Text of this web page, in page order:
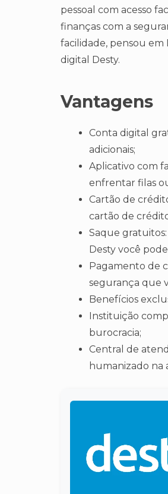
pessoal com acesso
finanças com a
facilidade, pensou em
digital Desty.
Vantagens
Conta digital
adicionais;
Aplicativo com
enfrentar filas
Cartão de
cartão de
Saque gratuitos:
Desty você
Pagamento de
segurança que
Benefícios
Instituição
burocracia;
Central de
humanizado na